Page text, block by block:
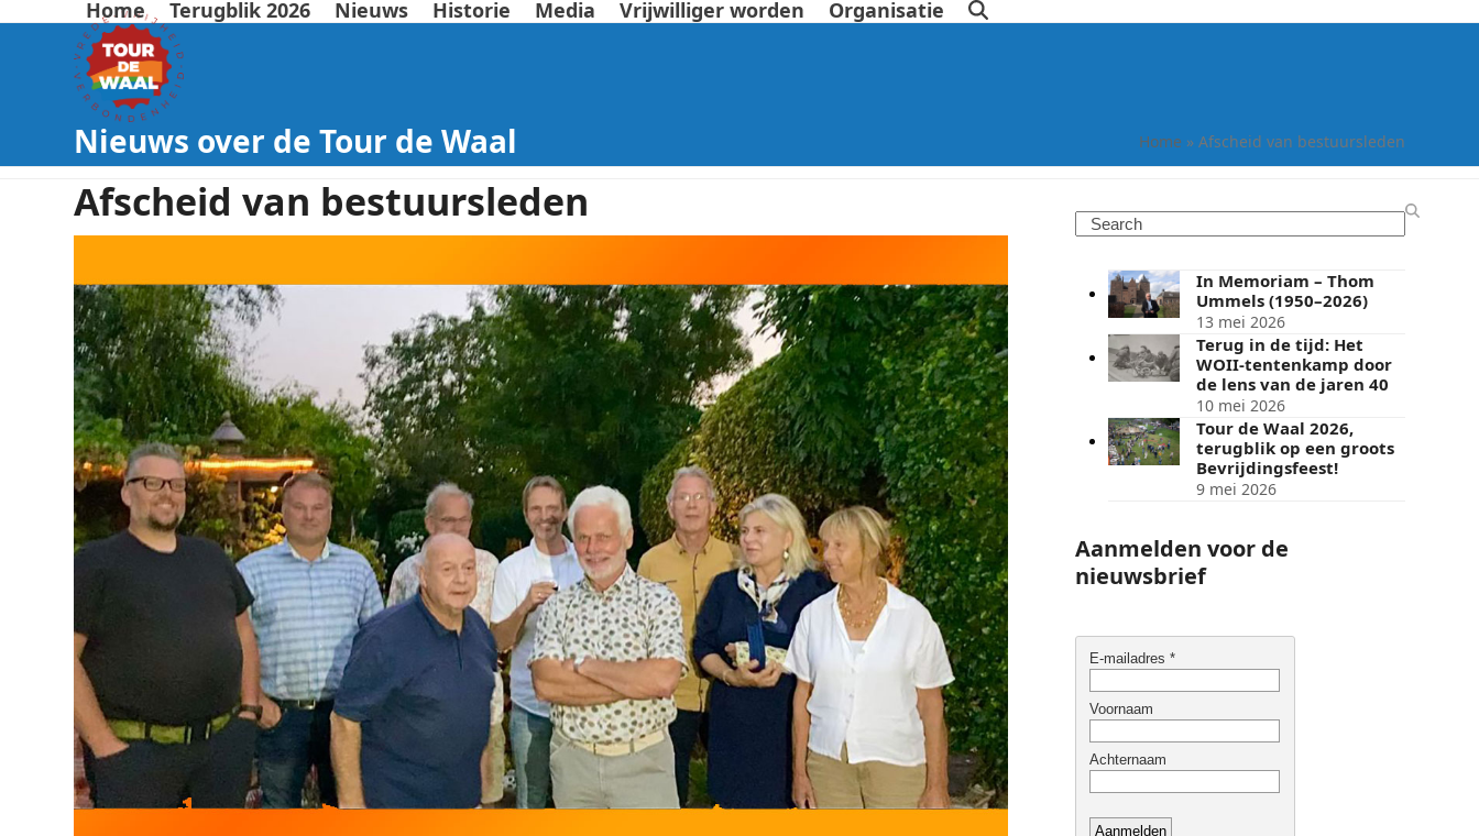
Home Terugblik 2026 Nieuws Historie Media Vrijwilliger worden Organisatie
Nieuws over de Tour de Waal Home » Afscheid van bestuursleden
Afscheid van bestuursleden Search
In Memoriam – Thom
Ummels (1950–2026)
13 mei 2026
Terug in de tijd: Het
WOII-tentenkamp door
de lens van de jaren 40
10 mei 2026
Tour de Waal 2026,
terugblik op een groots
Bevrijdingsfeest!
9 mei 2026
Aanmelden voor de
nieuwsbrief